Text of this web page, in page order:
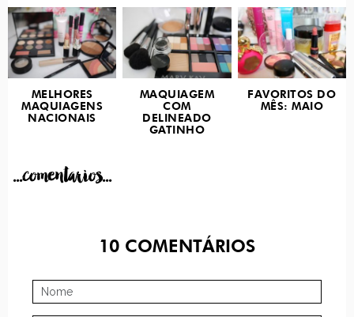
MELHORES
MAQUIAGENS
NACIONAIS
MAQUIAGEM
COM
DELINEADO
GATINHO
FAVORITOS DO
MÊS: MAIO
...comentarios...
10 COMENTÁRIOS